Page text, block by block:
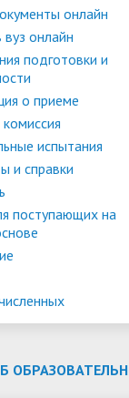
высшего
платной
Для
онлайн
онлайн
подготовки и
о приеме
испытания
и справки
поступающих на